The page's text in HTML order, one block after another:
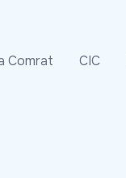
Comrat CIC